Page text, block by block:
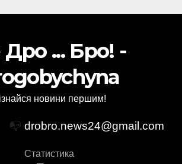
... Бро! -
новини першим!
📭 drobro.news24@gmail.com
Статистика